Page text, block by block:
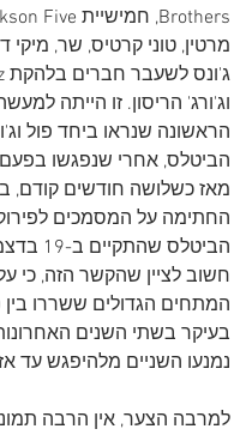
מרטין, טוני קרטיס, שר, מיקי
וג'ורג' הריסון. זו הייתה
הראשונה שנראו ביחד פול
הביטלס, אחרי שנפגשו
מאז כשלושה חודשים קודם,
החתימה על המסמכים
חשוב לציין שהקשר הזה, כי
המתחים הגדולים ששררו בין
בעיקר בשתי השנים
נמנעו השניים מלהיפגש עד
למרבה הצער, אין הרבה